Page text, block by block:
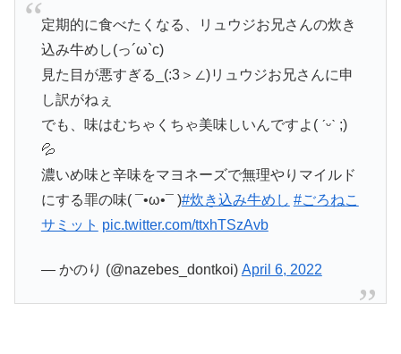
定期的に食べたくなる、リュウジお兄さんの炊き
込み牛めし(っ´ω`c)
見た目が悪すぎる_(:3＞∠)リュウジお兄さんに申
し訳がねぇ
でも、味はむちゃくちゃ美味しいんですよ( ˊᵕˋ ;)
💦
濃いめ味と辛味をマヨネーズで無理やりマイルド
にする罪の味( ¯•ω•¯ )#炊き込み牛めし #ごろねこ
サミット pic.twitter.com/ttxhTSzAvb
— かのり (@nazebes_dontkoi) April 6, 2022